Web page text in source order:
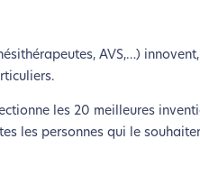
nécessaires à votre
deviendrez ainsi un acteur
!
AVS,…) innovent,
les 20 meilleures
les personnes qui le